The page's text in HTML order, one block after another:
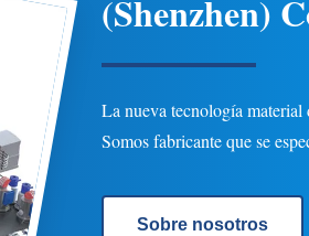
(Shenzhen)
La nueva tecnología material
Somos fabricante que se
Sobre nosotros